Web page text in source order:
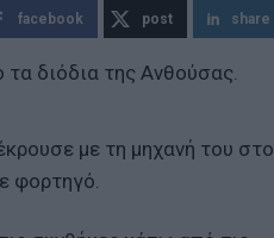
facebook post share
διόδια της Ανθούσας.
με τη μηχανή του στο
φορτηγό.